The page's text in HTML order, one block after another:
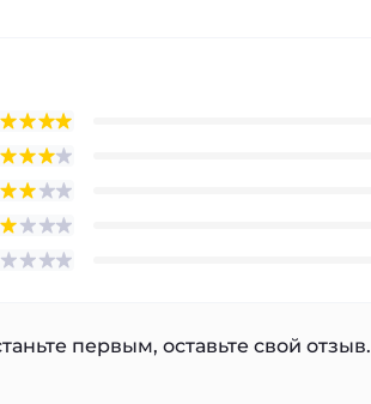
первым, оставьте свой отзыв.